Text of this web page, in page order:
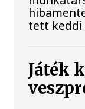
tett keddi
Játék